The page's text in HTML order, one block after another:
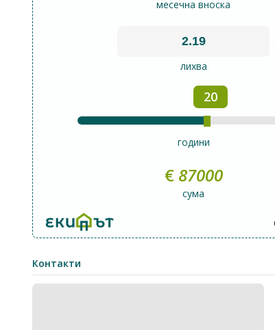
месечна вноска
лихва
20
години
€ 87000
сума
Контакти